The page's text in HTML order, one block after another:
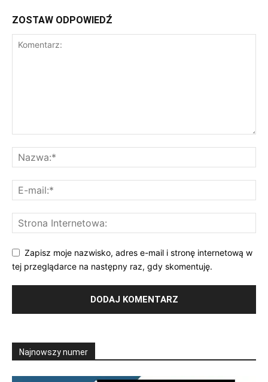
ZOSTAW ODPOWIEDŹ
Zapisz moje nazwisko, adres e-mail i stronę internetową w
tej przeglądarce na następny raz, gdy skomentuję.
Najnowszy numer